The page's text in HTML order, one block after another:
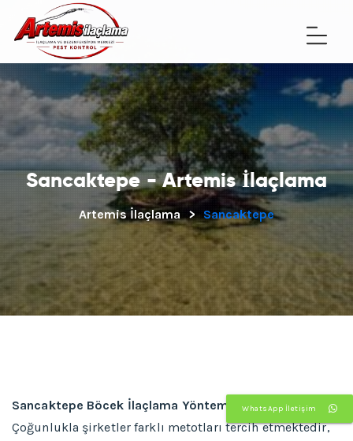
Sancaktepe - Artemis İlaçlama
Artemis İlaçlama > Sancaktepe
Sancaktepe Böcek İlaçlama Yöntemleri
Çoğunlukla şirketler farklı metotları tercih etmektedir,
WhatsApp İletişim